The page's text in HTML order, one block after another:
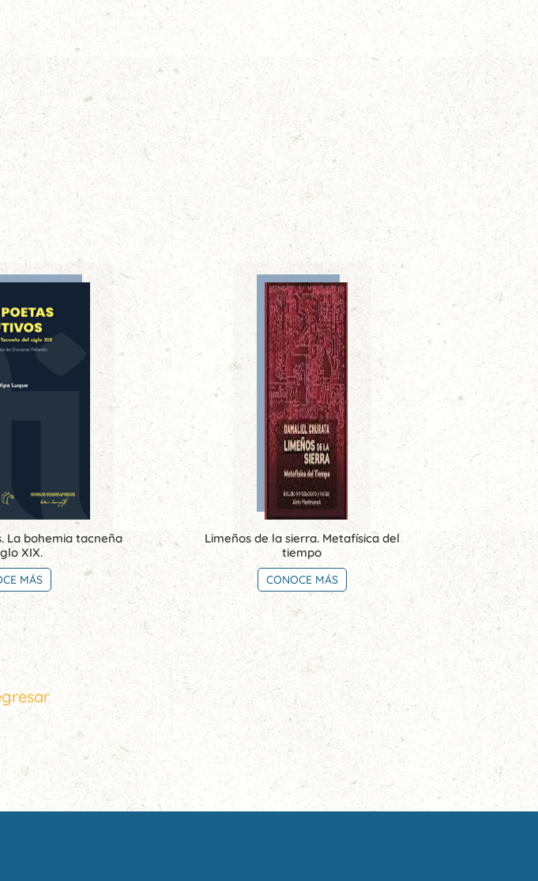
La bohemia tacneña
XIX.
MÁS
Limeños de la sierra. Metafísica del
tiempo
CONOCE MÁS